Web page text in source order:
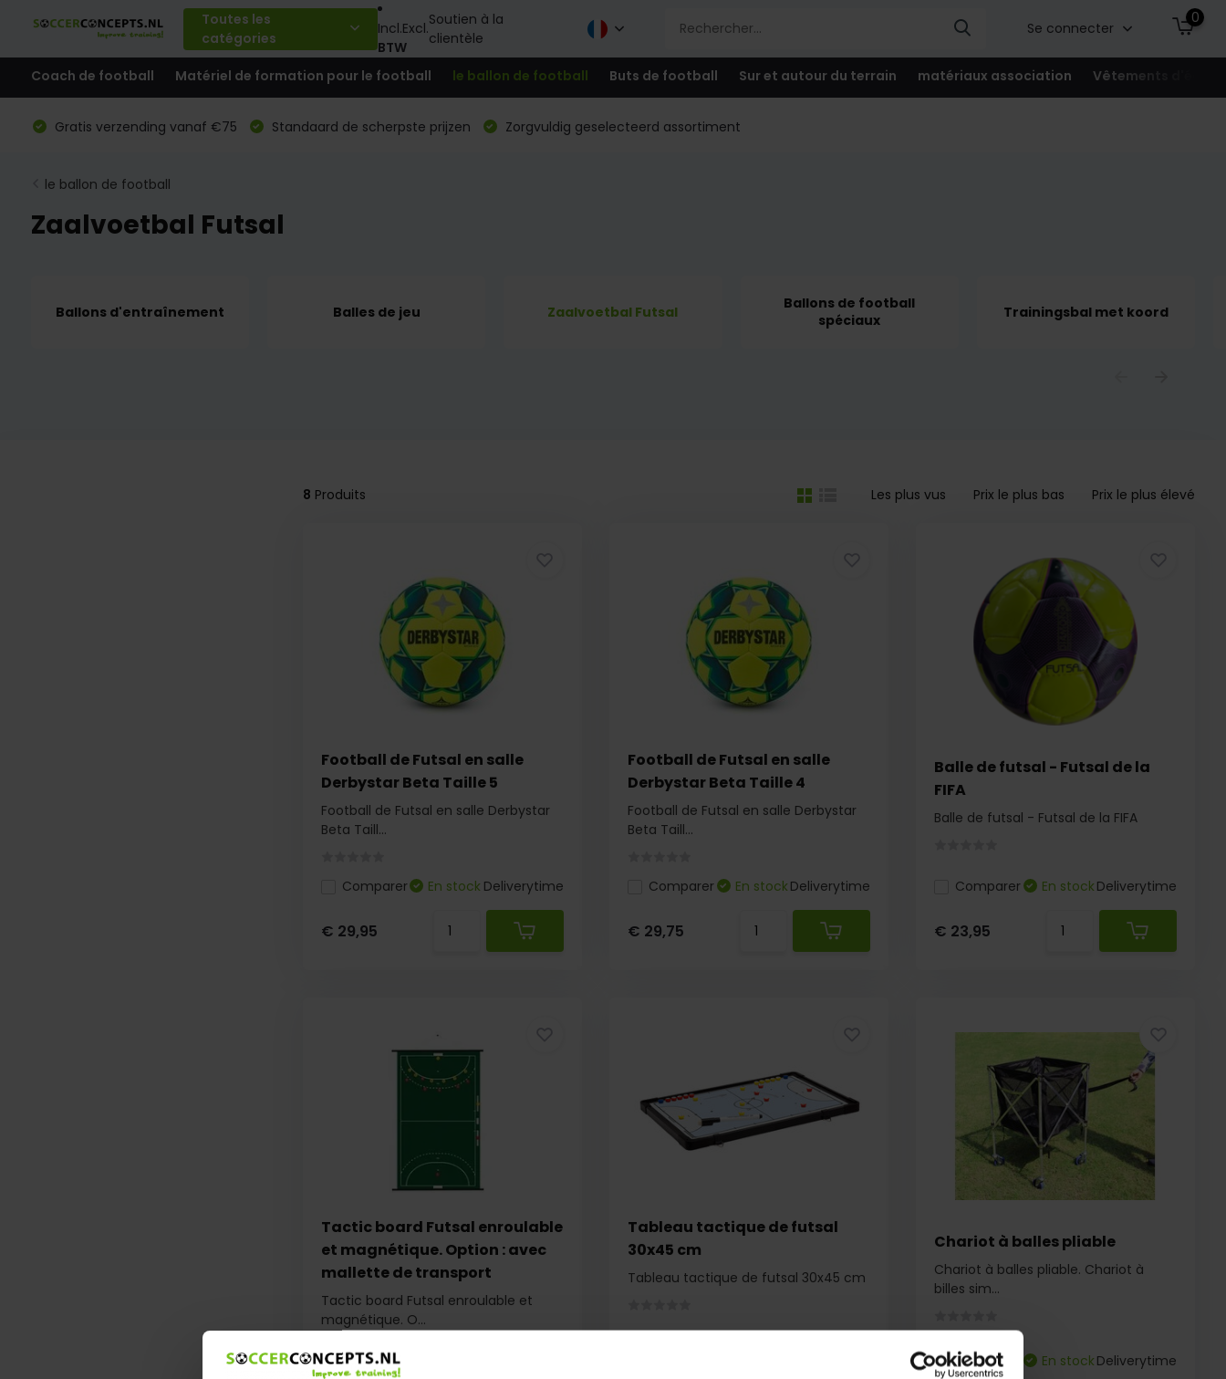
Toutes les
catégories
Incl.Excl.
BTW
Soutien à la
clientèle
Se connecter
0
Coach de football Matériel de formation pour le football le ballon de football Buts de football Sur et autour du terrain matériaux association Vêtements
Gratis verzending vanaf €75 Standaard de scherpste prijzen Zorgvuldig geselecteerd assortiment
le ballon de football
Zaalvoetbal Futsal
Ballons d'entraînement Balles de jeu Zaalvoetbal Futsal
Ballons de football
spéciaux
Trainingsbal met koord
8 Produits Les plus vus Prix le plus bas Prix le plus élevé
Football de Futsal en salle
Derbystar Beta Taille 5
Football de Futsal en salle Derbystar
Beta Taill...
Comparer En stock Deliverytime
€ 29,95
Football de Futsal en salle
Derbystar Beta Taille 4
Football de Futsal en salle Derbystar
Beta Taill...
Comparer En stock Deliverytime
€ 29,75
Balle de futsal - Futsal de la
FIFA
Balle de futsal - Futsal de la FIFA
Comparer En stock Deliverytime
€ 23,95
Tactic board Futsal enroulable
et magnétique. Option : avec
mallette de transport
Tactic board Futsal enroulable et
magnétique. O...
Comparer
Tableau tactique de futsal
30x45 cm
Tableau tactique de futsal 30x45 cm
Chariot à balles pliable
Chariot à balles pliable. Chariot à
billes sim...
Comparer En stock Deliverytime